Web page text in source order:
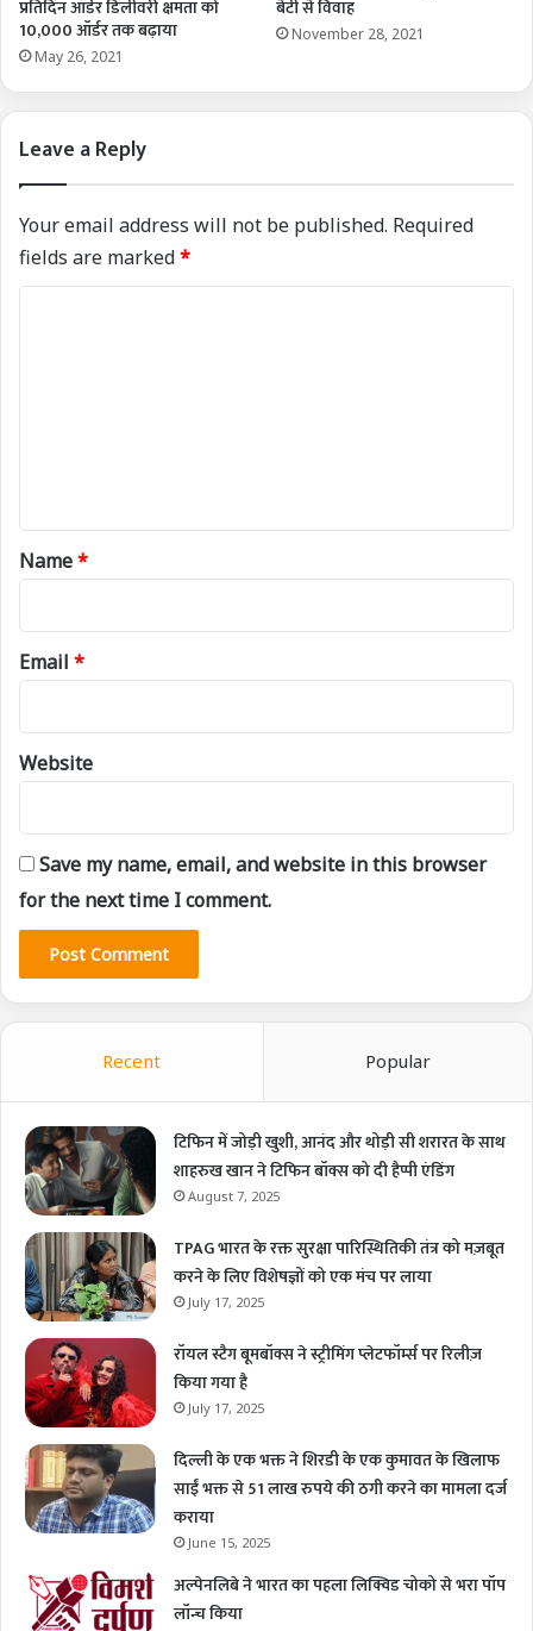
प्रतिदिन ऑर्डर डिलीवरी क्षमता को
10,000 ऑर्डर तक बढ़ाया
May 26, 2021
बेटी से विवाह
November 28, 2021
Leave a Reply
Your email address will not be published. Required
fields are marked*
*
Name*
Email *
Website
Save my name, email, and website in this browser
for the next time I comment.
Recent Popular
टिफिन में जोड़ी खुशी, आनंद और थोड़ी सी शरारत के साथ
शाहरुख खान ने टिफिन बॉक्स को दी हैप्पी एंडिंग
August 7, 2025
TPAG भारत के रक्त सुरक्षा पारिस्थितिकी तंत्र को मज़बूत
करने के लिए विशेषज्ञों को एक मंच पर लाया
July 17, 2025
रॉयल स्टैग बूमबॉक्स ने स्ट्रीमिंग प्लेटफॉर्म्स पर रिलीज़
किया गया है
July 17, 2025
दिल्ली के एक भक्त ने शिरडी के एक कुमावत के खिलाफ
साईं भक्त से 51 लाख रुपये की ठगी करने का मामला दर्ज
कराया
June 15, 2025
अल्पेनलिबे ने भारत का पहला लिक्विड चोको से भरा पॉप
लॉन्च किया